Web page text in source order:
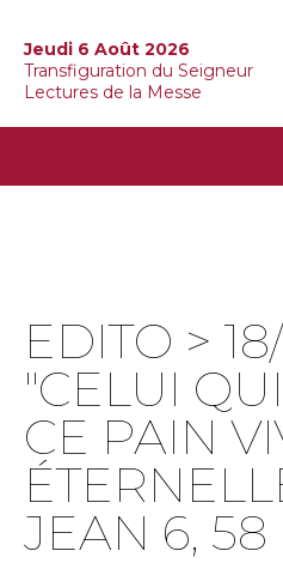
Jeudi 6 Août 2026
Transfiguration du Seigneur
Lectures de la Messe
EDITO >
"CELUI
CE PAIN
JEAN 6, 58